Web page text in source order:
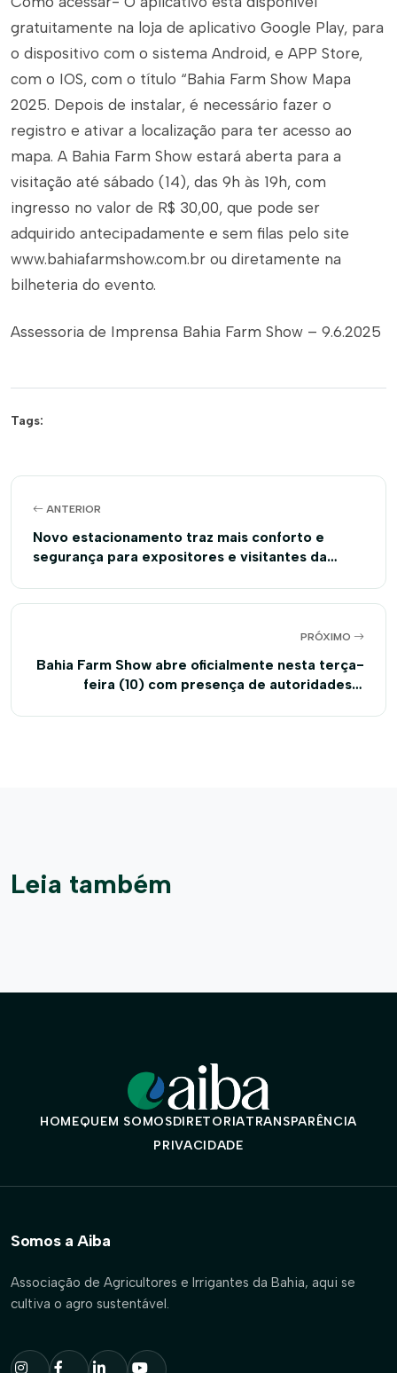
gratuitamente na loja de aplicativo Google Play, para
o dispositivo com o sistema Android, e APP Store,
com o IOS, com o título “Bahia Farm Show Mapa
2025. Depois de instalar, é necessário fazer o
registro e ativar a localização para ter acesso ao
mapa. A Bahia Farm Show estará aberta para a
visitação até sábado (14), das 9h às 19h, com
ingresso no valor de R$ 30,00, que pode ser
adquirido antecipadamente e sem filas pelo site
www.bahiafarmshow.com.br ou diretamente na
bilheteria do evento.
Assessoria de Imprensa Bahia Farm Show – 9.6.2025
Tags:
ANTERIOR
Novo estacionamento traz mais conforto e
segurança para expositores e visitantes da
PRÓXIMO
Bahia Farm Show abre oficialmente nesta terça-
feira (10) com presença de autoridades e
Leia também
HOMEQUEM SOMOSDIRETORIATRANSPARÊNCIA
PRIVACIDADE
Somos a Aiba
Associação de Agricultores e Irrigantes da Bahia, aqui se
cultiva o agro sustentável.